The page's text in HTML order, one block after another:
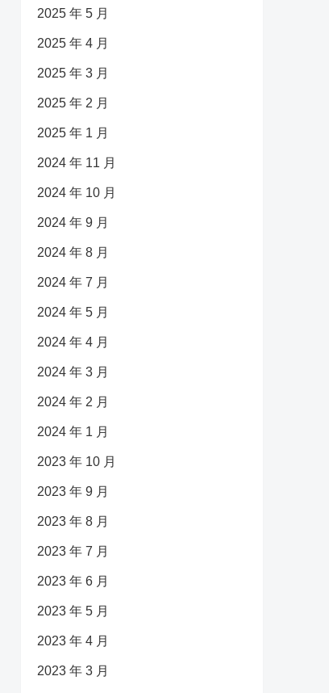
2025 年 5 月
2025 年 4 月
2025 年 3 月
2025 年 2 月
2025 年 1 月
2024 年 11 月
2024 年 10 月
2024 年 9 月
2024 年 8 月
2024 年 7 月
2024 年 5 月
2024 年 4 月
2024 年 3 月
2024 年 2 月
2024 年 1 月
2023 年 10 月
2023 年 9 月
2023 年 8 月
2023 年 7 月
2023 年 6 月
2023 年 5 月
2023 年 4 月
2023 年 3 月